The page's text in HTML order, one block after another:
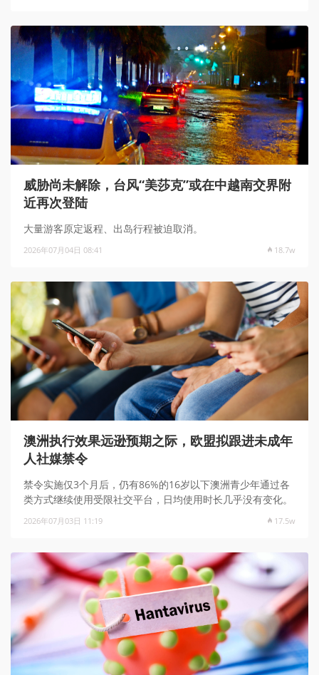
威胁尚未解除，台风“美莎克”或在中越南交界附
近再次登陆
大量游客原定返程、出岛行程被迫取消。
2026年07月04日 08:41 18.7w
澳洲执行效果远逊预期之际，欧盟拟跟进未成年
人社媒禁令
禁令实施仅3个月后，仍有86%的16岁以下澳洲青少年通过各
类方式继续使用受限社交平台，日均使用时长几乎没有变化。
2026年07月03日 11:19 17.5w